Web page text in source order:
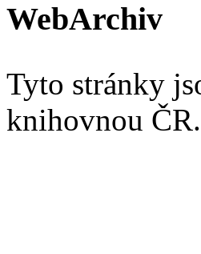
WebArchiv
Tyto stránky
knihovnou